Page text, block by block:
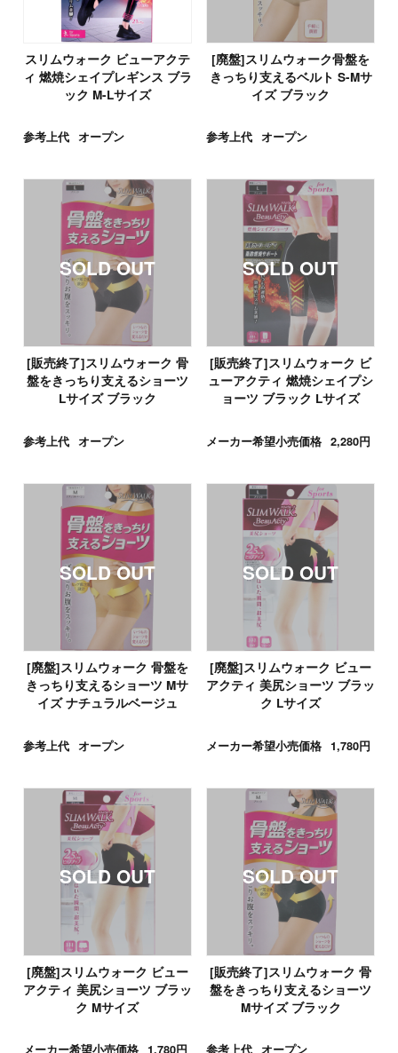
スリムウォーク ビューアクテ
ィ 燃焼シェイプレギンス ブラ
ック M-Lサイズ
参考上代 オープン
[廃盤]スリムウォーク骨盤を
きっちり支えるベルト S-Mサ
イズ ブラック
参考上代 オープン
[販売終了]スリムウォーク 骨
盤をきっちり支えるショーツ
Lサイズ ブラック
参考上代 オープン
[販売終了]スリムウォーク ビ
ューアクティ 燃焼シェイプシ
ョーツ ブラック Lサイズ
メーカー希望小売価格 2,280円
[廃盤]スリムウォーク 骨盤を
きっちり支えるショーツ Mサ
イズ ナチュラルベージュ
参考上代 オープン
[廃盤]スリムウォーク ビュー
アクティ 美尻ショーツ ブラッ
ク Lサイズ
メーカー希望小売価格 1,780円
[廃盤]スリムウォーク ビュー
アクティ 美尻ショーツ ブラッ
ク Mサイズ
メーカー希望小売価格 1,780円
[販売終了]スリムウォーク 骨
盤をきっちり支えるショーツ
Mサイズ ブラック
参考上代 オープン